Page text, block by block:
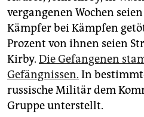
vergangenen Wochen
Kämpfer bei Kämpfen
Prozent von ihnen seien
Kirby. Die Gefangenen
Gefängnissen. In
russische Militär dem
Gruppe unterstellt.